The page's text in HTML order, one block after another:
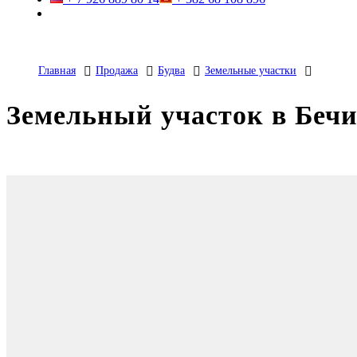
Главная Продажа Будва Земельные участки
Земельный участок в